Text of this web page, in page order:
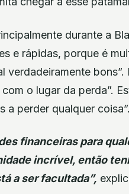
durante a
e rápidas, porque é
verdadeiramente
o lugar da perda”.
a perder qualquer coisa”.
financeiras para
incrível, então
a ser facultada”,